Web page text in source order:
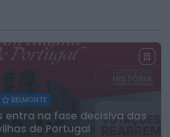
da Bairrada
de Viseu e nova Universidade
estratégia...
11:43
BELMONTE
entra na fase decisiva das
de Portugal